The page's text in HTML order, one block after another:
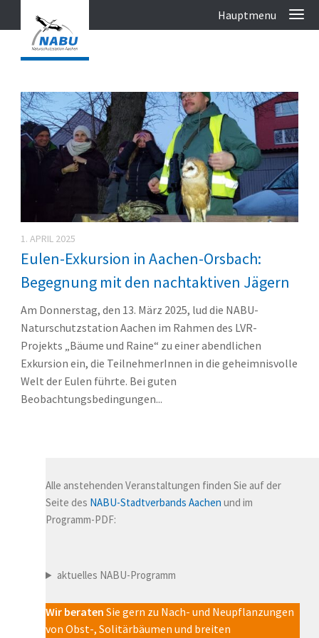
1. APRIL 2025
Eulen-Exkursion in Aachen-Orsbach:
Begegnung mit den nachtaktiven Jägern
Am Donnerstag, den 13. März 2025, lud die NABU-
Naturschutzstation Aachen im Rahmen des LVR-
Projekts „Bäume und Raine“ zu einer abendlichen
Exkursion ein, die TeilnehmerInnen in die geheimnisvolle
Welt der Eulen führte. Bei guten
Beobachtungsbedingungen...
Alle anstehenden Veranstaltungen finden Sie auf der
Seite des NABU-Stadtverbands Aachen und im
Programm-PDF:
aktuelles NABU-Programm
Wir beraten Sie gern zu Nach- und Neupflanzungen
von Obst-, Solitärbäumen und breiten